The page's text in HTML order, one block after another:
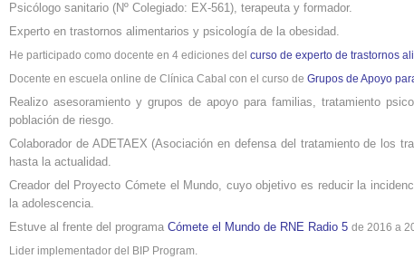
Psicólogo sanitario (Nº Colegiado: EX-561), terapeuta y formador.
Experto en trastornos alimentarios y psicología de la obesidad.
He participado como docente en 4 ediciones del curso de experto de trastornos
Docente en escuela online de Clínica Cabal con el curso de Grupos de Apoyo
Realizo asesoramiento y grupos de apoyo para familias, tratamiento
población de riesgo.
Colaborador de ADETAEX (Asociación en defensa del tratamiento de los
hasta la actualidad.
Creador del Proyecto Cómete el Mundo, cuyo objetivo es reducir la
la adolescencia.
Estuve al frente del programa Cómete el Mundo de RNE Radio 5 de 2016 a
Lider implementador del BIP Program.